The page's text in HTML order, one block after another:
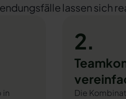
lassen sich
in
2.
Die